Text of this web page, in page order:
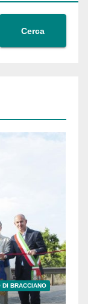
Cerca
DI BRACCIANO